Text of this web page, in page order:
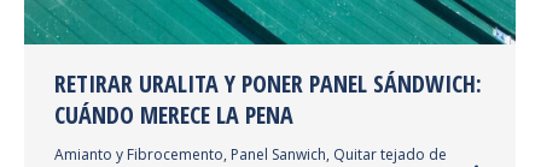
RETIRAR URALITA Y PONER PANEL SÁNDWICH:
CUÁNDO MERECE LA PENA
Amianto y Fibrocemento, Panel Sanwich, Quitar tejado de